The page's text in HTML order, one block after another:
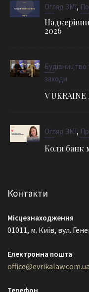
Огляд ЗМІ,
2026
Будівництво
заходи
V UKRAINE
Огляд ЗМІ,
Коли банк
Контакти
Місцезнаходження
01011, м. Київ, вул.
Електронна пошта
office@evrikalaw.com.ua